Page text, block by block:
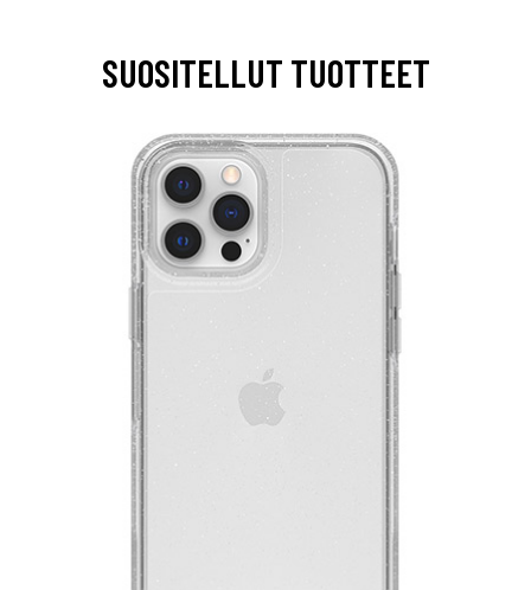
SUOSITELLUT TUOTTEET